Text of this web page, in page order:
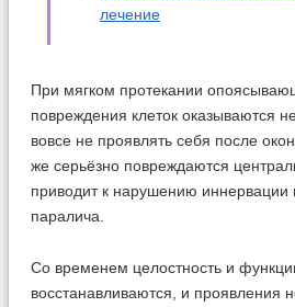
лечение
При мягком протекании
повреждения клеток оказываются
вовсе не проявлять себя после
же серьёзно повреждаются
приводит к нарушению
паралича.
Со временем целостность и
восстанавливаются, и проявления